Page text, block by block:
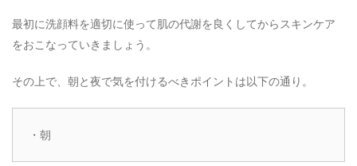
最初に洗顔料を適切に使って肌の代謝を良くしてからスキンケア
をおこなっていきましょう。
その上で、朝と夜で気を付けるべきポイントは以下の通り。
・朝